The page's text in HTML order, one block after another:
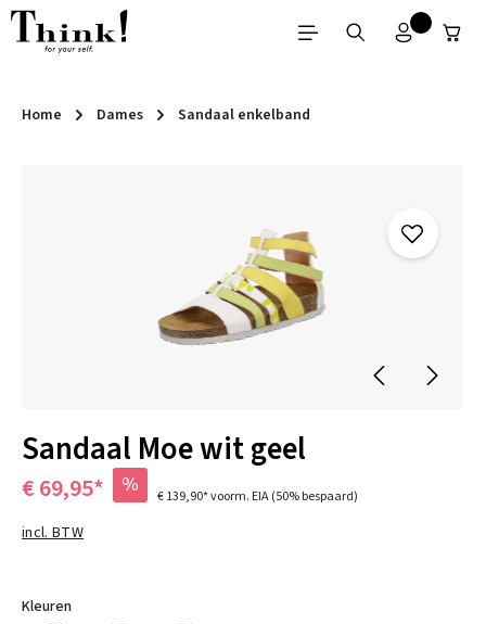
Ga naar de hoofdinhoud
Home Dames Sandaal enkelband
Sandaal Moe wit geel
€ 69,95* % € 139,90*voorm. EIA(50% bespaard)
incl. BTW
Kleuren